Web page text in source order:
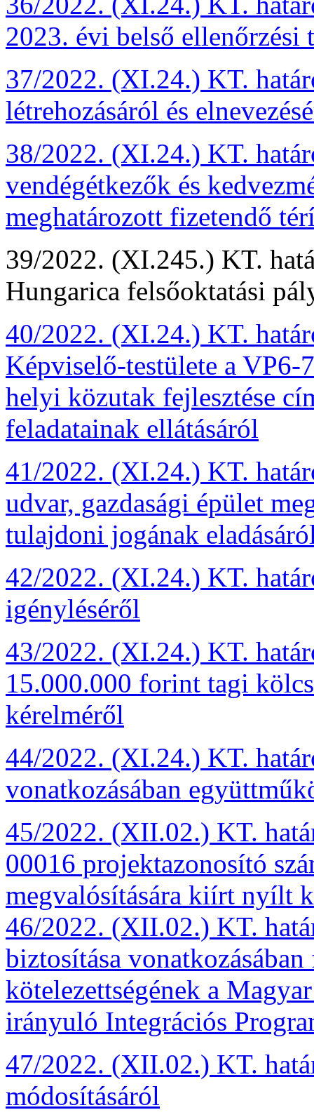
2023. évi belső ellenőrzési
37/2022. (XI.24.) KT.
létrehozásáról és
38/2022. (XI.24.) KT.
vendégétkezők és
meghatározott fizetendő
39/2022. (XI.245.) KT.
Hungarica felsőoktatási
40/2022. (XI.24.) KT.
Képviselő-testülete a
helyi közutak fejlesztése
feladatainak ellátásáról
41/2022. (XI.24.) KT.
udvar, gazdasági épület
tulajdoni jogának
42/2022. (XI.24.) KT.
igényléséről
43/2022. (XI.24.) KT.
15.000.000 forint tagi
kérelméről
44/2022. (XI.24.) KT.
vonatkozásában
45/2022. (XII.02.) KT.
00016 projektazonosító
megvalósítására kiírt nyílt
46/2022. (XII.02.) KT.
biztosítása
kötelezettségének a
irányuló Integrációs
47/2022. (XII.02.) KT.
módosításáról